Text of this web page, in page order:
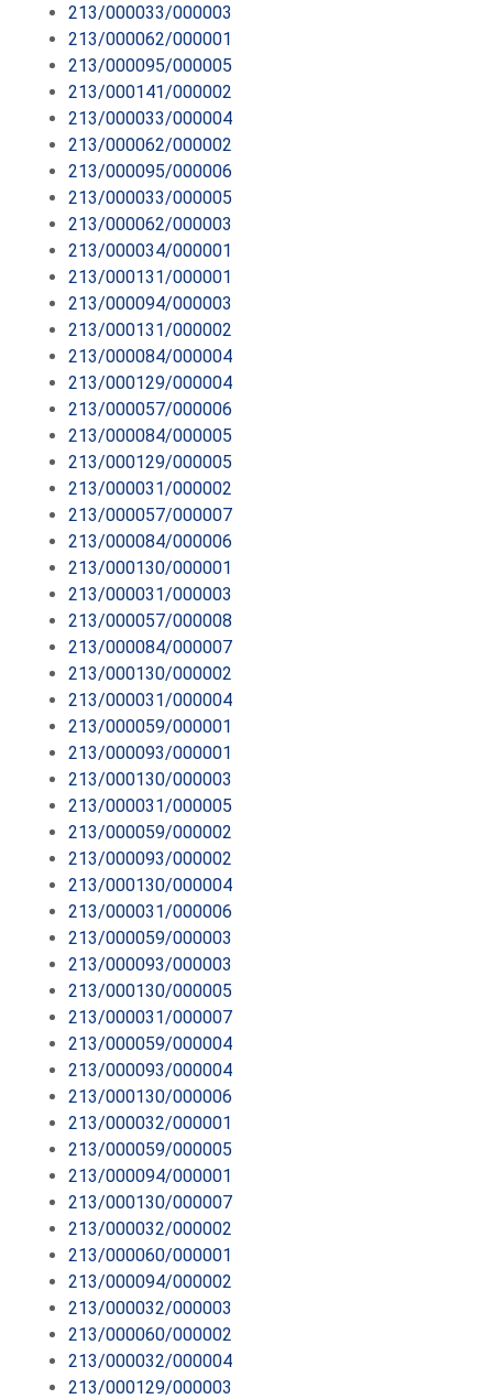
213/000033/000003
213/000062/000001
213/000095/000005
213/000141/000002
213/000033/000004
213/000062/000002
213/000095/000006
213/000033/000005
213/000062/000003
213/000034/000001
213/000131/000001
213/000094/000003
213/000131/000002
213/000084/000004
213/000129/000004
213/000057/000006
213/000084/000005
213/000129/000005
213/000031/000002
213/000057/000007
213/000084/000006
213/000130/000001
213/000031/000003
213/000057/000008
213/000084/000007
213/000130/000002
213/000031/000004
213/000059/000001
213/000093/000001
213/000130/000003
213/000031/000005
213/000059/000002
213/000093/000002
213/000130/000004
213/000031/000006
213/000059/000003
213/000093/000003
213/000130/000005
213/000031/000007
213/000059/000004
213/000093/000004
213/000130/000006
213/000032/000001
213/000059/000005
213/000094/000001
213/000130/000007
213/000032/000002
213/000060/000001
213/000094/000002
213/000032/000003
213/000060/000002
213/000032/000004
213/000129/000003